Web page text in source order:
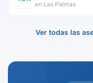
en Las Palmas
Ver todas las